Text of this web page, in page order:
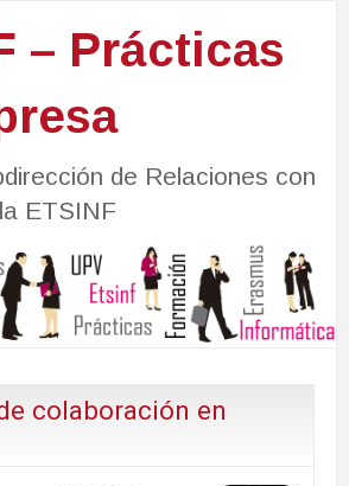
– Prácticas
de Relaciones con
ETSINF
colaboración en